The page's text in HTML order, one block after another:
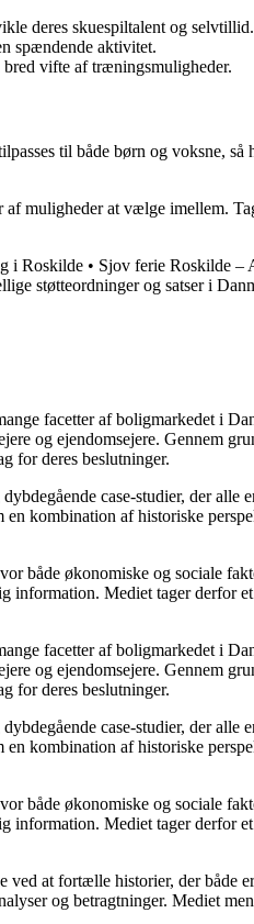
deres skuespiltalent og selvtillid.
spændende aktivitet.
bred vifte af træningsmuligheder.
til både børn og voksne,
muligheder at vælge imellem.
i Roskilde • Sjov ferie Roskilde –
støtteordninger og satser i
facetter af boligmarkedet i
og ejendomsejere. Gennem
for deres beslutninger.
case-studier, der
kombination af historiske
både økonomiske og sociale
Mediet tager derfor
facetter af boligmarkedet i
og ejendomsejere. Gennem
for deres beslutninger.
case-studier, der
kombination af historiske
både økonomiske og sociale
Mediet tager derfor
at fortælle historier, der både
og betragtninger. Mediet